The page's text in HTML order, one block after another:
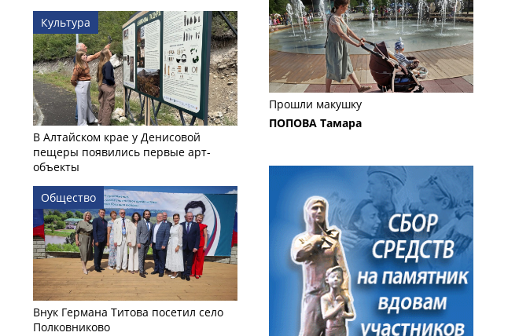
Культура
В Алтайском крае у Денисовой
пещеры появились первые арт-
объекты
Общество
Внук Германа Титова посетил село
Полковниково
Прошли макушку
ПОПОВА Тамара